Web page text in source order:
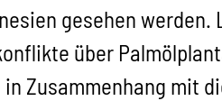
gesehen werden.
über
Zusammenhang mit